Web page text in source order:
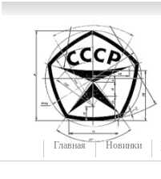
Главная Новинки